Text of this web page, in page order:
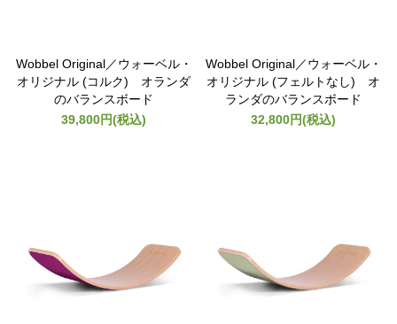
Wobbel Original／ウォーベル・
オリジナル (コルク) オランダ
のバランスボード
39,800円(税込)
Wobbel Original／ウォーベル・
オリジナル (フェルトなし) オ
ランダのバランスボード
32,800円(税込)